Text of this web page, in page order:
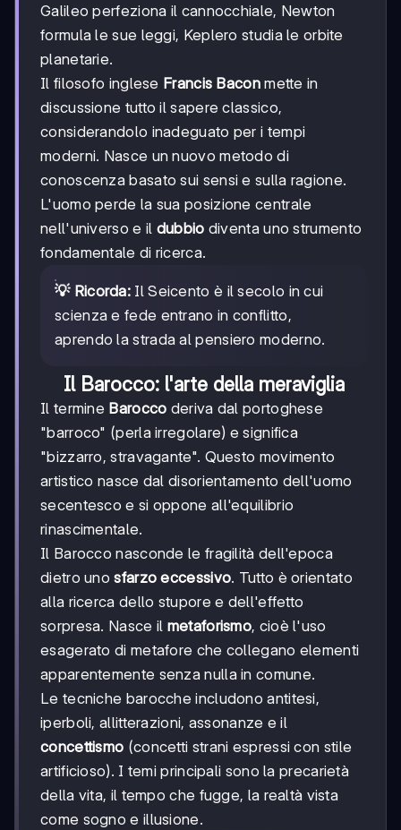
Galileo perfeziona il cannocchiale, Newton
formula le sue leggi, Keplero studia le orbite
planetarie.
Il filosofo inglese Francis Baconmette in
discussione tutto il sapere classico,
considerandolo inadeguato per i tempi
moderni. Nasce un nuovo metodo di
conoscenza basato sui sensi e sulla ragione.
L'uomo perde la sua posizione centrale
nell'universo e il dubbio diventa uno strumento
fondamentale di ricerca.
💡 Ricorda: Il Seicento è il secolo in cui
scienza e fede entrano in conflitto,
aprendo la strada al pensiero moderno.
Il Barocco: l'arte della meraviglia
Il termine Barocco deriva dal portoghese
"barroco" (perla irregolare) e significa
"bizzarro, stravagante". Questo movimento
artistico nasce dal disorientamento dell'uomo
secentesco e si oppone all'equilibrio
rinascimentale.
Il Barocco nasconde le fragilità dell'epoca
dietro unosfarzo eccessivo. Tutto è orientato
alla ricerca dello stupore e dell'effetto
sorpresa. Nasce il metaforismo, cioè l'uso
esagerato di metafore che collegano elementi
apparentemente senza nulla in comune.
Le tecniche barocche includono antitesi,
iperboli, allitterazioni, assonanze e il
concettismo (concetti strani espressi con stile
artificioso). I temi principali sono la precarietà
della vita, il tempo che fugge, la realtà vista
come sogno e illusione.